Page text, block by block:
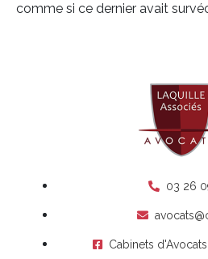
comme si ce dernier avait
03 26
Cabinets